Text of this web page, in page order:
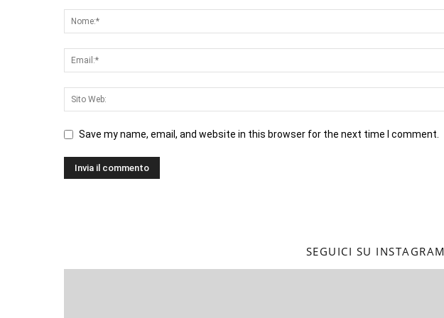
Save my name, email, and website in this browser for the next time I comment.
SEGUICI SU INSTAGRAM